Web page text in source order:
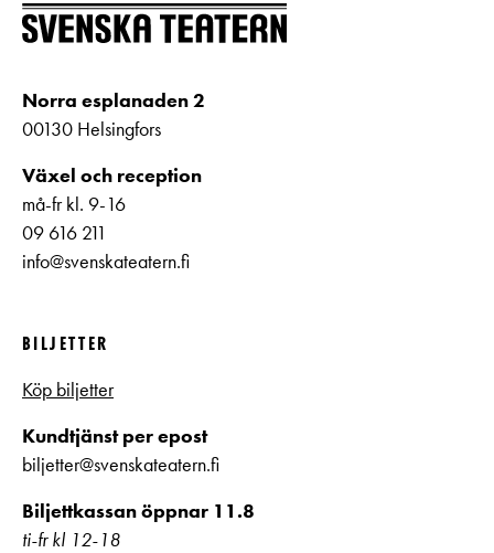
Norra esplanaden 2
00130 Helsingfors
Växel och reception
må-fr kl. 9-16
09 616 211
info@svenskateatern.fi
BILJETTER
Köp biljetter
Kundtjänst per epost
biljetter@svenskateatern.fi
Biljettkassan öppnar 11.8
ti-fr kl 12-18